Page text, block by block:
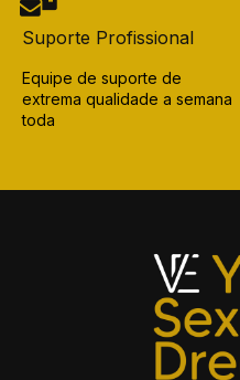
Suporte Profissional
Equipe de suporte de
extrema qualidade a semana
toda